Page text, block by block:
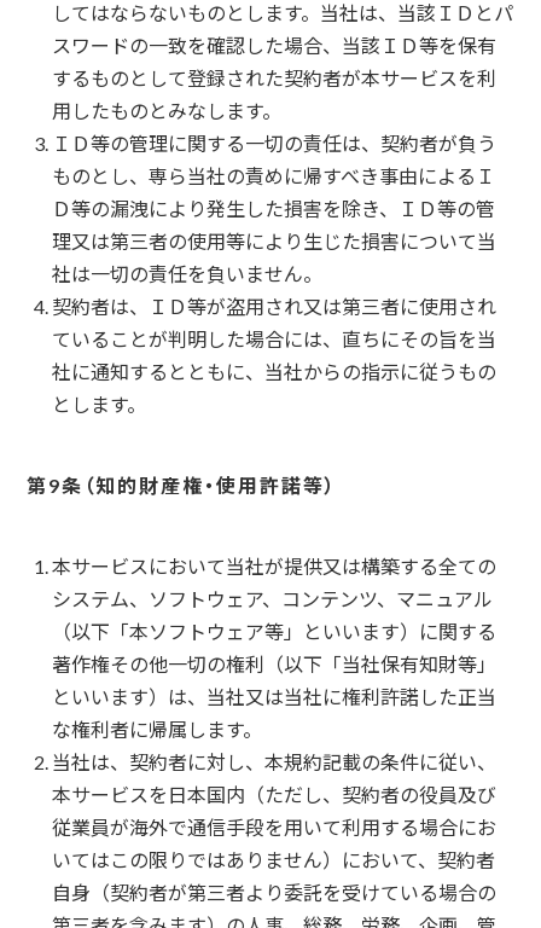
してはならないものとします。当社は、当該ＩＤとパ
スワードの一致を確認した場合、当該ＩＤ等を保有
するものとして登録された契約者が本サービスを利
用したものとみなします。
ＩＤ等の管理に関する一切の責任は、契約者が負う
ものとし、専ら当社の責めに帰すべき事由によるＩ
Ｄ等の漏洩により発生した損害を除き、ＩＤ等の管
理又は第三者の使用等により生じた損害について当
社は一切の責任を負いません。
契約者は、ＩＤ等が盗用され又は第三者に使用され
ていることが判明した場合には、直ちにその旨を当
社に通知するとともに、当社からの指示に従うもの
とします。
知的財産権・使用許諾等
本サービスにおいて当社が提供又は構築する全ての
システム、ソフトウェア、コンテンツ、マニュアル
（以下「本ソフトウェア等」といいます）に関する
著作権その他一切の権利（以下「当社保有知財等」
といいます）は、当社又は当社に権利許諾した正当
な権利者に帰属します。
当社は、契約者に対し、本規約記載の条件に従い、
本サービスを日本国内（ただし、契約者の役員及び
従業員が海外で通信手段を用いて利用する場合にお
いてはこの限りではありません）において、契約者
自身（契約者が第三者より委託を受けている場合の